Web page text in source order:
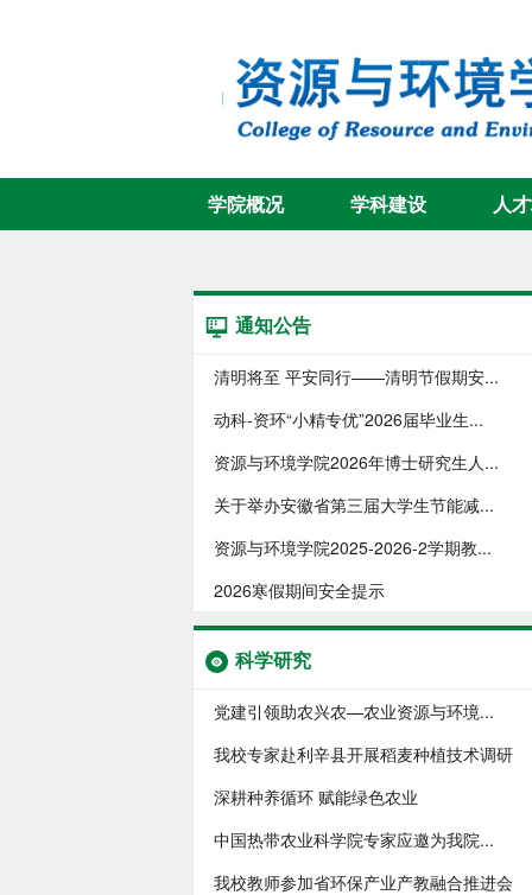
学院概况 学科建设 人
通知公告
清明将至 平安同行——清明节假期安...
动科-资环“小精专优”2026届毕业生...
资源与环境学院2026年博士研究生人...
关于举办安徽省第三届大学生节能减...
资源与环境学院​2025-2026-2学期教...
2026寒假期间安全提示
科学研究
党建引领助农兴农—农业资源与环境...
我校专家赴利辛县开展稻麦种植技术调研
深耕种养循环 赋能绿色农业
中国热带农业科学院专家应邀为我院...
我校教师参加省环保产业产教融合推进会